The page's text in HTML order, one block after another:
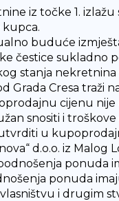
iz točke 1.
buduće
čestice sukladno
stanja
Grada Cresa traži
cijenu nije
snositi i
u
d.o.o. iz Malog
ponuda
ponuda
i drugim